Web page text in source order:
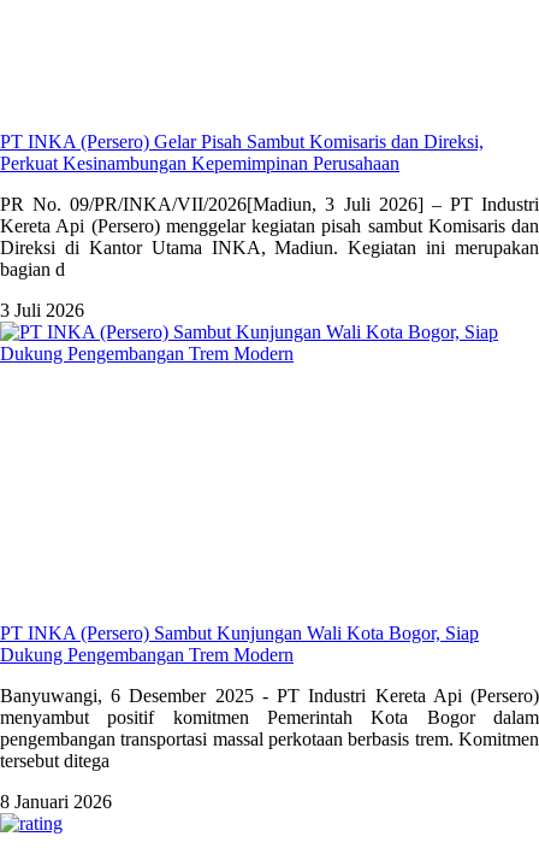
PT INKA (Persero) Gelar Pisah Sambut Komisaris dan Direksi,
Perkuat Kesinambungan Kepemimpinan Perusahaan
PR No. 09/PR/INKA/VII/2026[Madiun, 3 Juli 2026] – PT Industri
Kereta Api (Persero) menggelar kegiatan pisah sambut Komisaris dan
Direksi di Kantor Utama INKA, Madiun. Kegiatan ini merupakan
bagian d
3 Juli 2026
PT INKA (Persero) Sambut Kunjungan Wali Kota Bogor, Siap
Dukung Pengembangan Trem Modern
Banyuwangi, 6 Desember 2025 - PT Industri Kereta Api (Persero)
menyambut positif komitmen Pemerintah Kota Bogor dalam
pengembangan transportasi massal perkotaan berbasis trem. Komitmen
tersebut ditega
8 Januari 2026